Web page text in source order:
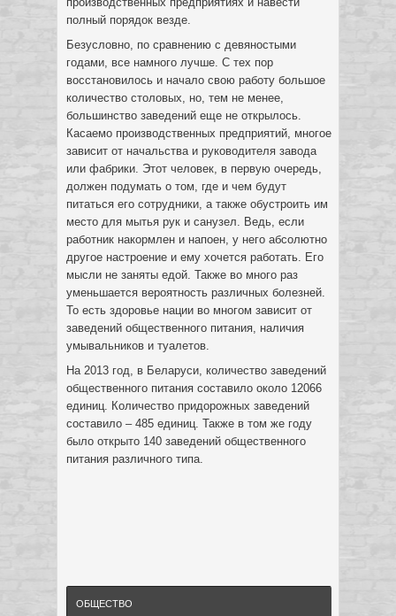
полный порядок везде.
Безусловно, по сравнению с девяностыми
годами, все намного лучше. С тех пор
восстановилось и начало свою работу большое
количество столовых, но, тем не менее,
большинство заведений еще не открылось.
Касаемо производственных предприятий, многое
зависит от начальства и руководителя завода
или фабрики. Этот человек, в первую очередь,
должен подумать о том, где и чем будут
питаться его сотрудники, а также обустроить им
место для мытья рук и санузел. Ведь, если
работник накормлен и напоен, у него абсолютно
другое настроение и ему хочется работать. Его
мысли не заняты едой. Также во много раз
уменьшается вероятность различных болезней.
То есть здоровье нации во многом зависит от
заведений общественного питания, наличия
умывальников и туалетов.
На 2013 год, в Беларуси, количество заведений
общественного питания составило около 12066
единиц. Количество придорожных заведений
составило – 485 единиц. Также в том же году
было открыто 140 заведений общественного
питания различного типа.
ОБЩЕСТВО